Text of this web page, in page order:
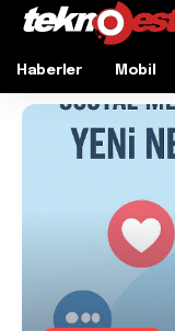
Haberler Mobil